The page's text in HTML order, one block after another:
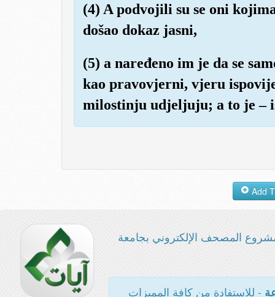
(4) A podvojili su se oni
došao dokaz jasni,
(5) a naređeno im je da se
kao pravovjerni, vjeru
milostinju udjeljuju; a to je –
المصحف الإلكتروني بجامعة
- للاستفادة من كافة المميزات